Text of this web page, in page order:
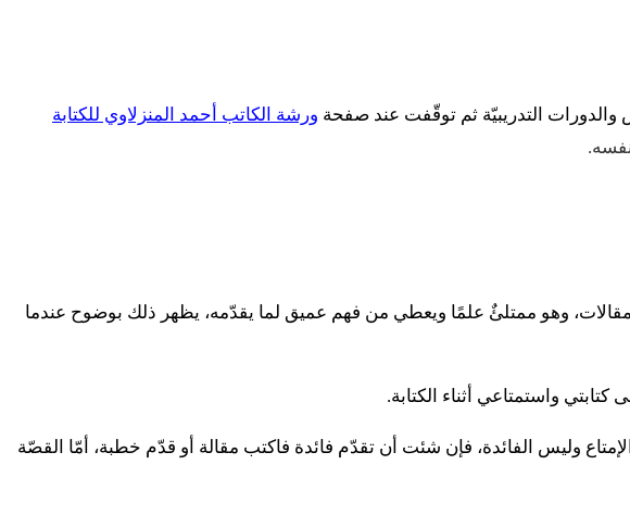
التدريبيّة ثم توقّفت عند صفحة ورشة الكاتب أحمد المنزلاوي للكتابة
وهو ممتلئٌ علمًا ويعطي من فهم عميق لما يقدّمه، يظهر ذلك بوضوح عندما
واستمتاعي أثناء الكتابة.
وليس الفائدة، فإن شئت أن تقدّم فائدة فاكتب مقالة أو قدّم خطبة، أمّا القصّة